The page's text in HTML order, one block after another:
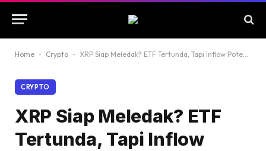
Home - Crypto - XRP Siap Meledak? ETF Tertunda, Tapi Inflow Potensial Bikin Rekor!
CRYPTO
XRP Siap Meledak? ETF
Tertunda, Tapi Inflow